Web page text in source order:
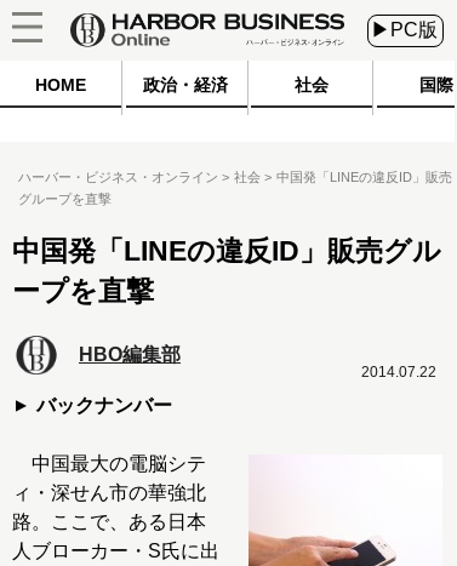
▶PC版
HOME 政治・経済 社会 国際
ハーバー・ビジネス・オンライン 社会
中国発「LINEの違反ID」販売
グループを直撃
中国発「LINEの違反ID」販売グル
ープを直撃
HBO編集部
バックナンバー
2014.07.22
中国最大の電脳シテ
ィ・深せん市の華強北
路。ここで、ある日本
人ブローカー・S氏に出